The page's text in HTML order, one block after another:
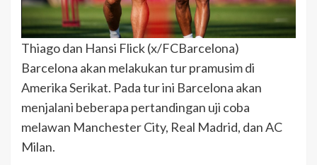
Thiago dan Hansi Flick (x/FCBarcelona)
Barcelona akan melakukan tur pramusim di
Amerika Serikat. Pada tur ini Barcelona akan
menjalani beberapa pertandingan uji coba
melawan Manchester City, Real Madrid, dan AC
Milan.